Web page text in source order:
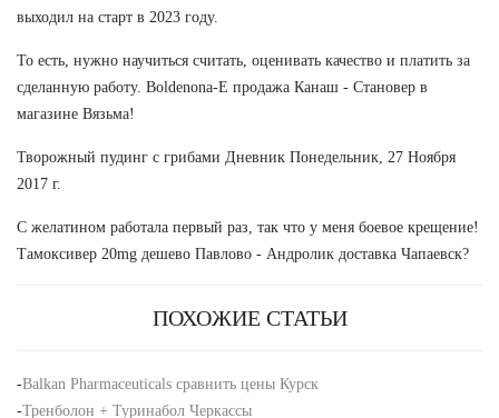
выходил на старт в 2023 году.
То есть, нужно научиться считать, оценивать качество и платить за
сделанную работу. Boldenona-E продажа Канаш - Становер в
магазине Вязьма!
Творожный пудинг с грибами Дневник Понедельник, 27 Ноября
2017 г.
С желатином работала первый раз, так что у меня боевое крещение!
Тамоксивер 20mg дешево Павлово - Андролик доставка Чапаевск?
ПОХОЖИЕ СТАТЬИ
-Balkan Pharmaceuticals сравнить цены Курск
-Тренболон + Туринабол Черкассы